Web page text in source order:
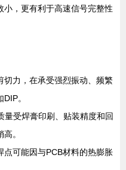
小，更有利于高速信号完整性
切力，在承受强烈振动、频繁
。
量受焊膏印刷、贴装精度和回
。
点可能因与PCB材料的热膨胀